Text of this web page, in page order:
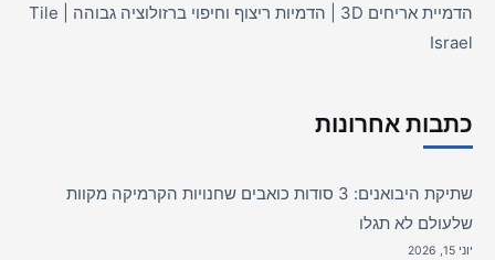
הדמיית אריחים 3D | הדמיות ריצוף וחיפוי ברזולוציה גבוהה | Tile
Israel
כתבות אחרונות
שתיקת היבואנים: 3 סודות כואבים שחנויות הקרמיקה מקוות
שלעולם לא תגלו
יוני 15, 2026